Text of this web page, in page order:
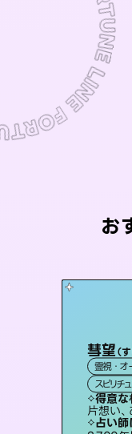
お
彗望（
霊視・オ
スピリチ
得意な
片想い
占い師
片